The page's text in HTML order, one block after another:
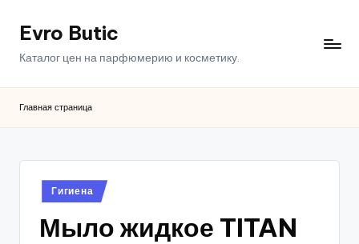
ПерейтиEvro Butic
Каталог цен на парфюмерию и косметику.
Главная страница
Опубликовано
в
Гигиена
Мыло жидкое TITAN